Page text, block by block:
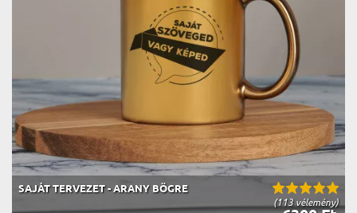
(113 vélemény)
SAJÁT TERVEZET - ARANY BÖGRE